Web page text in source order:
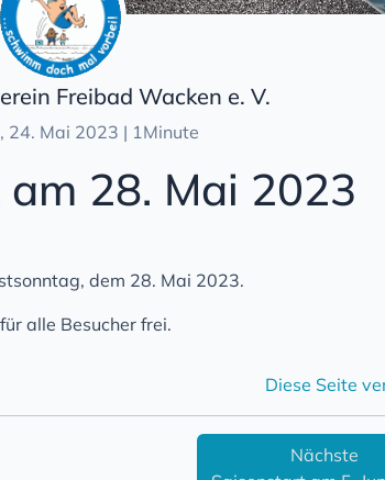
Freibad Wacken e. V.
24. Mai 2023 | 1Minute
28. Mai 2023
dem 28. Mai 2023.
alle Besucher frei.
Diese Seite
Nächste